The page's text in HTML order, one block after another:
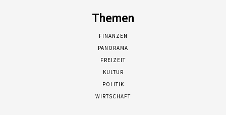
Themen
FINANZEN
PANORAMA
FREIZEIT
KULTUR
POLITIK
WIRTSCHAFT